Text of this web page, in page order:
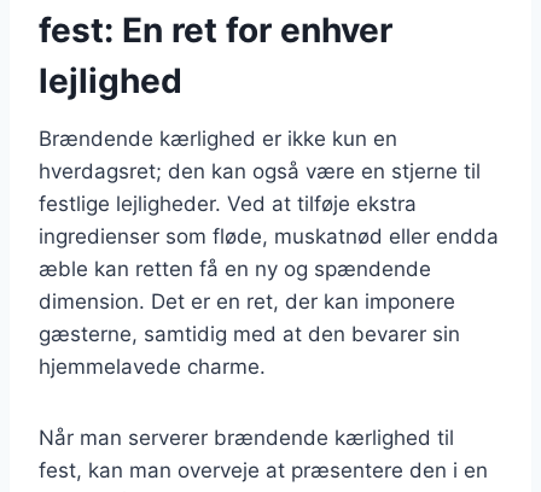
fest: En ret for enhver
lejlighed
Brændende kærlighed er ikke kun en
hverdagsret; den kan også være en stjerne til
festlige lejligheder. Ved at tilføje ekstra
ingredienser som fløde, muskatnød eller endda
æble kan retten få en ny og spændende
dimension. Det er en ret, der kan imponere
gæsterne, samtidig med at den bevarer sin
hjemmelavede charme.
Når man serverer brændende kærlighed til
fest, kan man overveje at præsentere den i en